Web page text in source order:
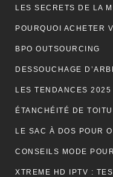
BPO OUTSOURCING